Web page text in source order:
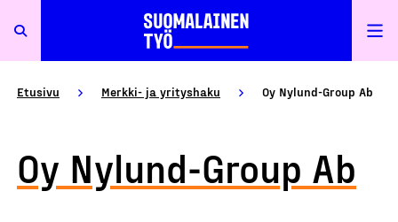
Etusivu Merkki- ja yrityshaku Oy Nylund-Group Ab
Oy Nylund-Group Ab